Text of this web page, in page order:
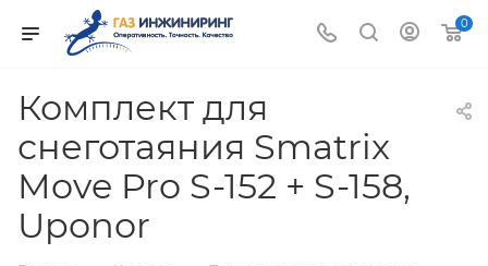
0
Комплект для
снеготаяния Smatrix
Move Pro S-152 + S-158,
Uponor